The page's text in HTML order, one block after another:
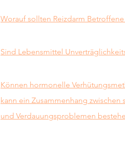
Worauf sollten Reizdarm
Sind Lebensmittel
Können hormonelle
kann ein Zusammenhang
und Verdauungsproblemen